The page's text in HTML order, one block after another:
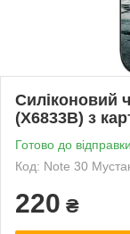
Силіконовий
(X6833B) з
Готово до відправки
Код: Note 30
220 ₴